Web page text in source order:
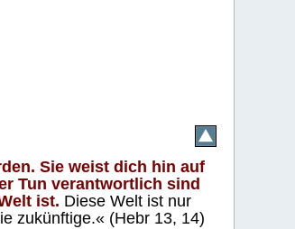
Sie weist dich hin auf
Tun verantwortlich sind
ist. Diese Welt ist nur
zukünftige.« (Hebr 13, 14)